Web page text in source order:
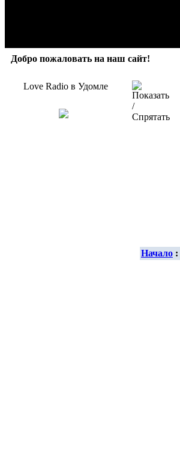
Добро пожаловать на наш сайт!
Love Radio в Удомле
Начало :